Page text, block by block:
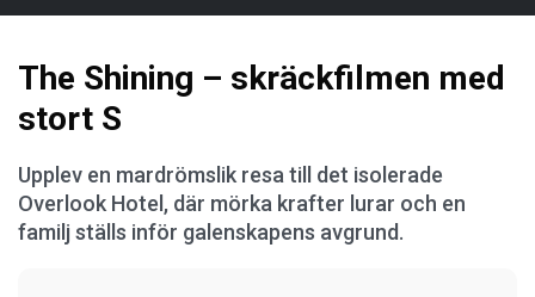
The Shining – skräckfilmen med
stort S
Upplev en mardrömslik resa till det isolerade
Overlook Hotel, där mörka krafter lurar och en
familj ställs inför galenskapens avgrund.